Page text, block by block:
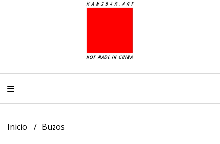
Inicio Buzos